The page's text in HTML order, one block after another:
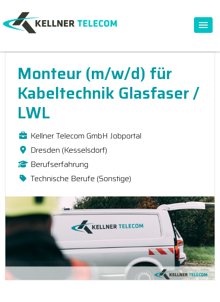
Monteur (m/w/d) für
Kabeltechnik Glasfaser /
LWL
Kellner Telecom GmbH Jobportal
Dresden (Kesselsdorf)
Berufserfahrung
Technische Berufe (Sonstige)